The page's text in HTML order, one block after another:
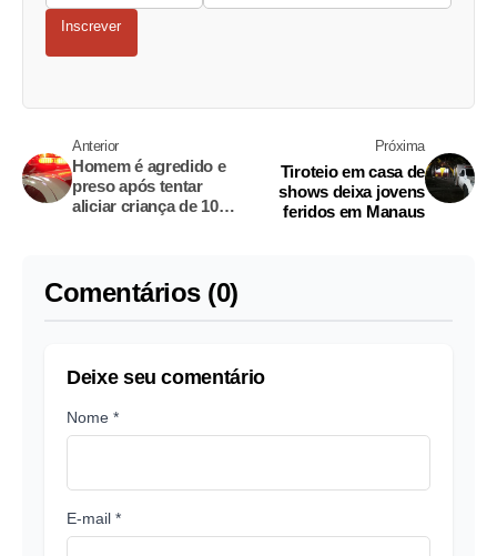
Inscrever
Anterior
Homem é agredido e
preso após tentar
aliciar criança de 10
Próxima
Tiroteio em casa de
shows deixa jovens
feridos em Manaus
Comentários (0)
Deixe seu comentário
Nome *
E-mail *